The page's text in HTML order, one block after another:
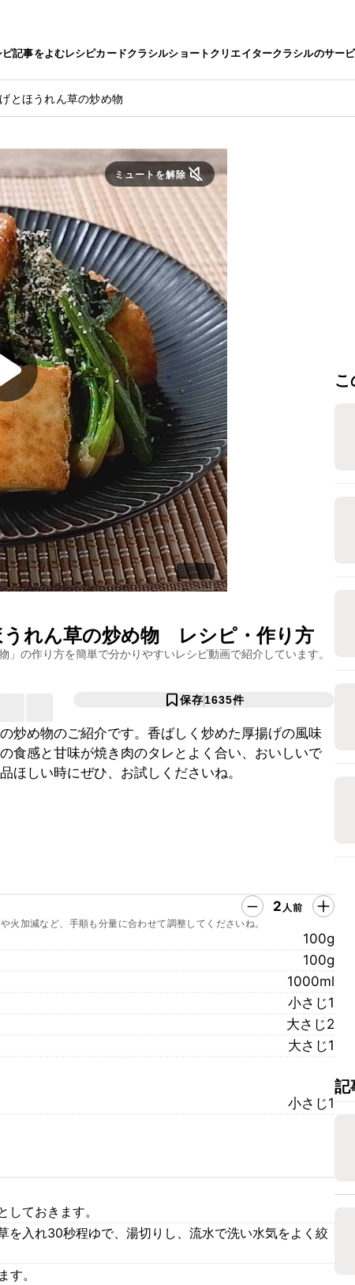
ピ記事をよむレシピカードクラシルショートクリエイタークラシルのサー
とほうれん草の炒め物
ミュートを解除
れん草の炒め物 レシピ・作り方
」の作り方を簡単で分かりやすいレシピ動画で紹介しています。
保存1635件
炒め物のご紹介です。香ばしく炒めた厚揚げの風味
食感と甘味が焼き肉のタレとよく合い、おいしいで
ほしい時にぜひ、お試しくださいね。
2 人前
火加減など、手順も分量に合わせて調整してくださいね。
100g
100g
1000ml
小さじ1
大さじ2
大さじ1
小さじ1
ておきます。
を入れ30秒程ゆで、湯切りし、流水で洗い水気をよく絞
す。
記